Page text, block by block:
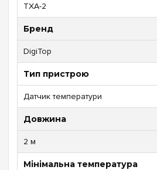
ТХА-2
Бренд
DigiTop
Тип пристрою
Датчик температури
Довжина
2 м
Мінімальна температура